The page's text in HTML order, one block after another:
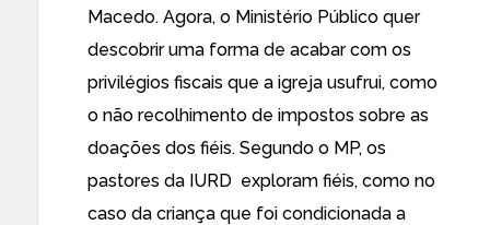
Macedo. Agora, o Ministério Público quer
descobrir uma forma de acabar com os
privilégios fiscais que a igreja usufrui, como
o não recolhimento de impostos sobre as
doações dos fiéis. Segundo o MP, os
pastores da IURD exploram fiéis, como no
caso da criança que foi condicionada a